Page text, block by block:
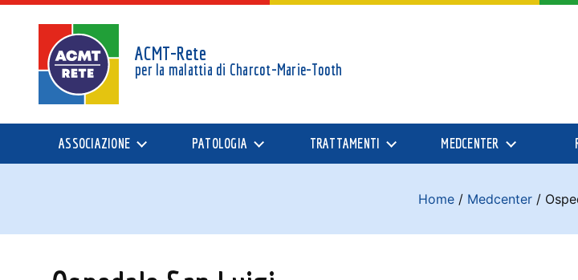
ACMT-Rete
per la malattia di Charcot-Marie-Tooth
ASSOCIAZIONE PATOLOGIA TRATTAMENTI MEDCENTER
Home/ Medcenter/